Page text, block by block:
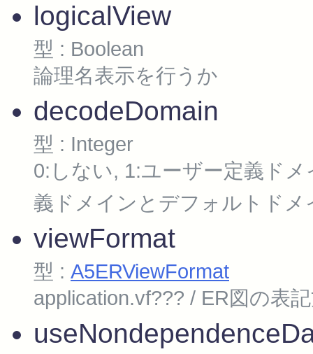
logicalView
型 : Boolean
論理名表示を行うか
decodeDomain
型 : Integer
0:しない, 1:ユーザー定義ド
義ドメインとデフォルトド
viewFormat
型 : A5ERViewFormat
application.vf??? / ER図の表